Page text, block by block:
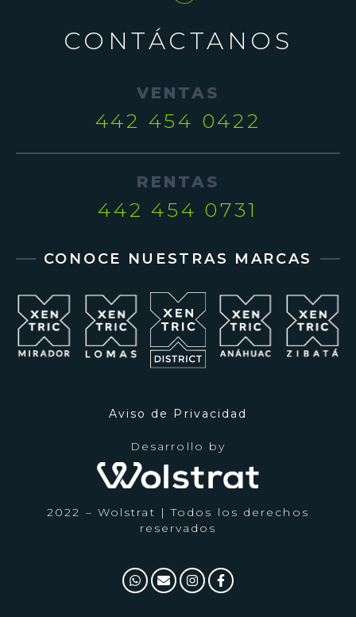
RESIDENCE INN BY
MARRIOTT LLEGARÁ A
JURIQUILLA, EN
DE XENTRIC DISTRICT
La desarrolladora Wolstrat se perfila para posicionar
BUSINESS TOURISM IN
QUERÉTARO PROMOTES
THE CONSTRUCTION OF
THE XENTRIC DISTRICT
VER MÁS
CONTÁCTANOS
VENTAS
442 454 0422
RENTAS
442 454 0731
CONOCE NUESTRAS MARCAS
2022 – Wolstrat | Todos los derechos
reservados
Desarrollo by
Aviso de Privacidad